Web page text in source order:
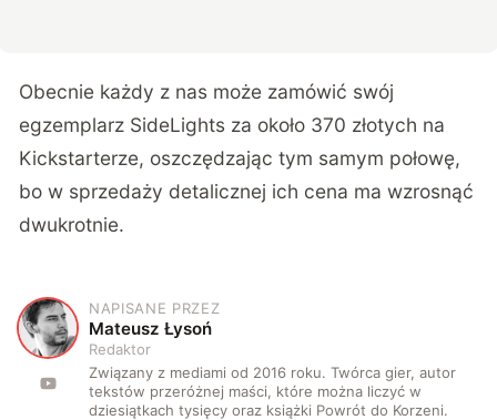
Obecnie każdy z nas może zamówić swój
egzemplarz SideLights za około 370 złotych na
Kickstarterze, oszczędzając tym samym połowę,
bo w sprzedaży detalicznej ich cena ma wzrosnąć
dwukrotnie.
M
NAPISANE PRZEZ
Mateusz Łysoń
Redaktor
Związany z mediami od 2016 roku. Twórca gier, autor
tekstów przeróżnej maści, które można liczyć w
dziesiątkach tysięcy oraz książki Powrót do Korzeni.